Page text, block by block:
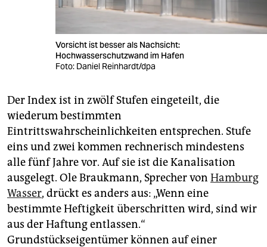
Vorsicht ist besser als Nachsicht:
Hochwasserschutzwand im Hafen
Foto: Daniel Reinhardt/dpa
Der Index ist in zwölf Stufen eingeteilt, die
wiederum bestimmten
Eintrittswahrscheinlichkeiten entsprechen. Stufe
eins und zwei kommen rechnerisch mindestens
alle fünf Jahre vor. Auf sie ist die Kanalisation
ausgelegt. Ole Braukmann, Sprecher von Hamburg
Wasser, drückt es anders aus: „Wenn eine
bestimmte Heftigkeit überschritten wird, sind wir
aus der Haftung entlassen.“
Grundstückseigentümer können auf einer